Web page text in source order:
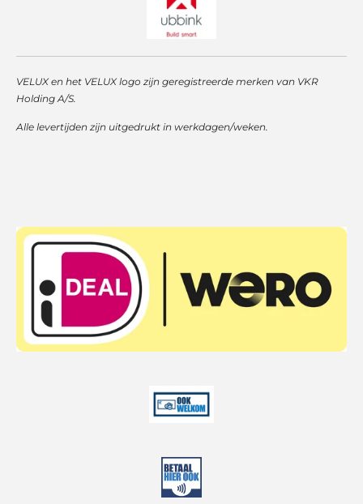
VELUX en het VELUX logo zijn geregistreerde merken van VKR
Holding A/S.
Alle levertijden zijn uitgedrukt in werkdagen/weken.